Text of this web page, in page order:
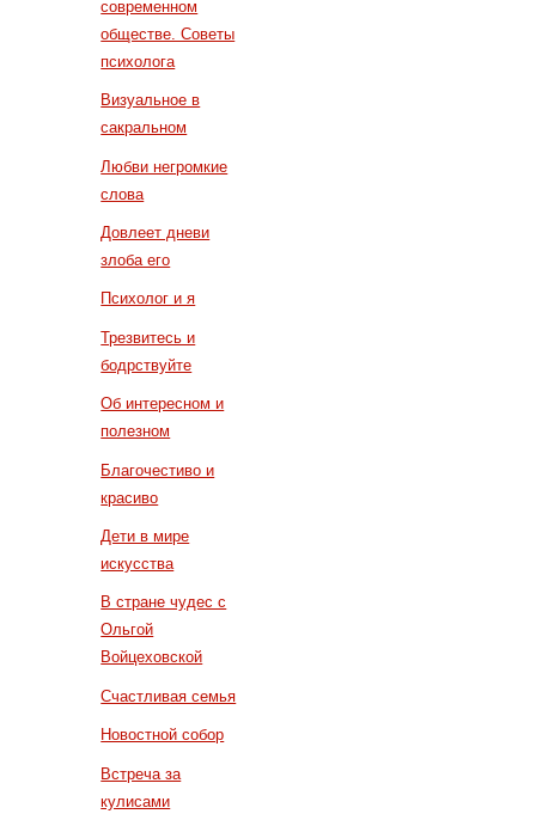
современном
обществе. Советы
психолога
Визуальное в
сакральном
Любви негромкие
слова
Довлеет дневи
злоба его
Психолог и я
Трезвитесь и
бодрствуйте
Об интересном и
полезном
Благочестиво и
красиво
Дети в мире
искусства
В стране чудес с
Ольгой
Войцеховской
Счастливая семья
Новостной собор
Встреча за
кулисами